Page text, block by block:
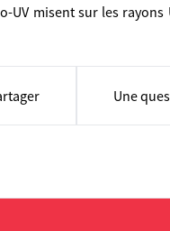
UV misent sur les
Une